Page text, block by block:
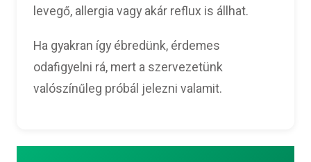
levegő, allergia vagy akár reflux is állhat.
Ha gyakran így ébredünk, érdemes
odafigyelni rá, mert a szervezetünk
valószínűleg próbál jelezni valamit.